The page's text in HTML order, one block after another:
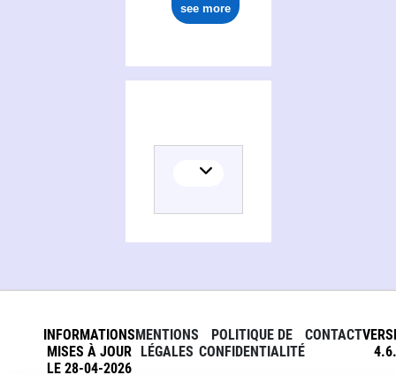
see more
INFORMATIONS
MISES À JOUR
LE 28-04-2026
MENTIONS
LÉGALES
POLITIQUE DE
CONFIDENTIALITÉ
CONTACT